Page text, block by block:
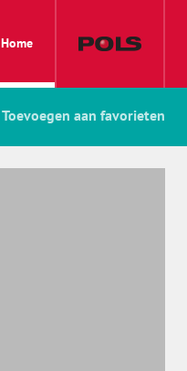
Home
Toevoegen aan favorieten